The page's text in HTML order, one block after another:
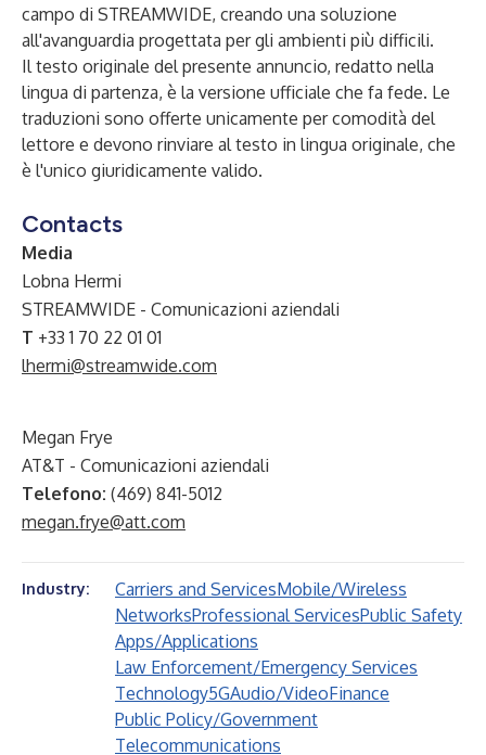
campo di STREAMWIDE, creando una soluzione
all'avanguardia progettata per gli ambienti più difficili.
Il testo originale del presente annuncio, redatto nella
lingua di partenza, è la versione ufficiale che fa fede. Le
traduzioni sono offerte unicamente per comodità del
lettore e devono rinviare al testo in lingua originale, che
è l'unico giuridicamente valido.
Contacts
Media
Lobna Hermi
STREAMWIDE - Comunicazioni aziendali
T +33 1 70 22 01 01
lhermi@streamwide.com
Megan Frye
AT&T - Comunicazioni aziendali
Telefono: (469) 841-5012
megan.frye@att.com
Industry: Carriers and ServicesMobile/Wireless
NetworksProfessional ServicesPublic Safety
Apps/Applications
Law Enforcement/Emergency Services
Technology5GAudio/VideoFinance
Public Policy/Government
Telecommunications